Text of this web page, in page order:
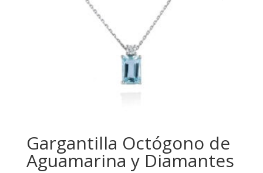
Gargantilla Octógono de
Aguamarina y Diamantes